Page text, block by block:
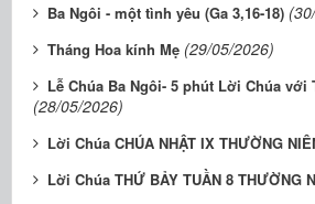
Ba Ngôi - một tình yêu (Ga 3,16-18)
Tháng Hoa kính Mẹ (29/05/2026)
Lễ Chúa Ba Ngôi- 5 phút Lời Chúa với
(28/05/2026)
Lời Chúa CHÚA NHẬT IX THƯỜNG
Lời Chúa THỨ BẢY TUẦN 8 THƯỜNG